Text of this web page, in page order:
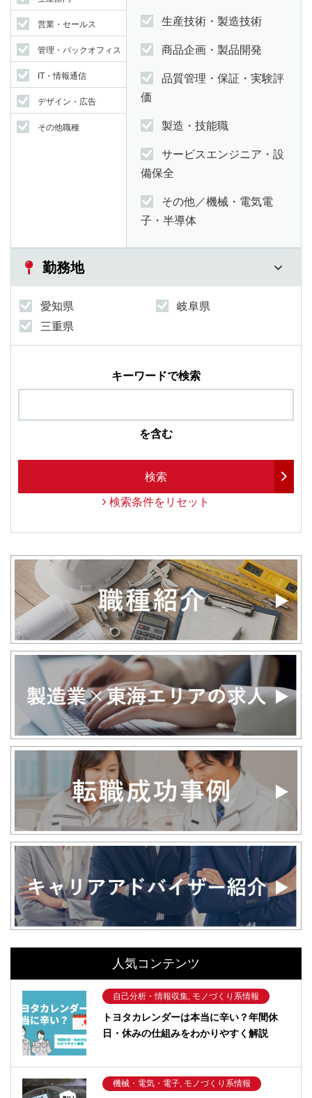
営業・セールス
管理・バックオフィス
IT・情報通信
デザイン・広告
その他職種
生産技術・製造技術
商品企画・製品開発
品質管理・保証・実験評
価
製造・技能職
サービスエンジニア・設
備保全
その他／機械・電気電
子・半導体
勤務地
愛知県
岐阜県
三重県
キーワードで検索
を含む
検索
検索条件をリセット
人気コンテンツ
自己分析・情報収集, モノづくり系情報
トヨタカレンダーは本当に辛い？年間休
日・休みの仕組みをわかりやすく解説
機械・電気・電子, モノづくり系情報